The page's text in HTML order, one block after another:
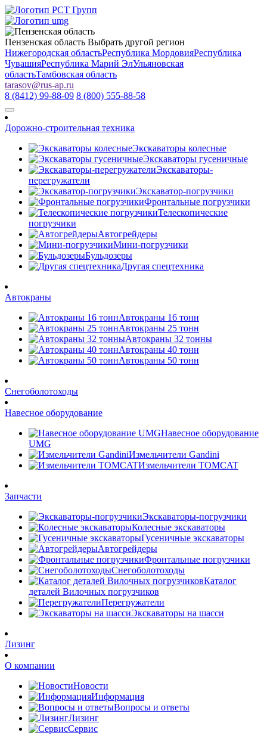
Пензенская область Выбрать другой регион
Нижегородская областьРеспублика МордовияРеспублика
ЧувашияРеспублика Марий ЭлУльяновская
областьТамбовская область
tarasov@rus-ap.ru
8 (8412) 99-88-09 8 (800) 555-88-58
Дорожно-строительная техника
Экскаваторы колесные
Экскаваторы гусеничные
Экскаваторы-
перегружатели
Экскаватор-погрузчики
Фронтальные погрузчики
Телескопические
погрузчики
Автогрейдеры
Мини-погрузчики
Бульдозеры
Другая спецтехника
Автокраны
Автокраны 16 тонн
Автокраны 25 тонн
Автокраны 32 тонны
Автокраны 40 тонн
Автокраны 50 тонн
Снегоболотоходы
Навесное оборудование
Навесное оборудование
UMG
Измельчители Gandini
Измельчители TOMCAT
Запчасти
Экскаваторы-погрузчики
Колесные экскаваторы
Гусеничные экскаваторы
Автогрейдеры
Фронтальные погрузчики
Снегоболотоходы
Каталог
деталей Вилочных погрузчиков
Перегружатели
Экскаваторы на шасси
Лизинг
О компании
Новости
Информация
Вопросы и ответы
Лизинг
Сервис